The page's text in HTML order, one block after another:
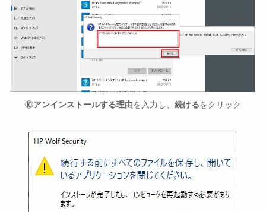
⑩アンインストールする理由を入力し、 続けるをクリック